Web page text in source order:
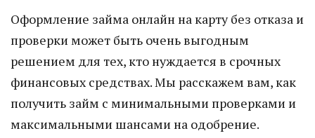
Оформление займа онлайн на карту без отказа и
проверки может быть очень выгодным
решением для тех, кто нуждается в срочных
финансовых средствах. Мы расскажем вам, как
получить займ с минимальными проверками и
максимальными шансами на одобрение.